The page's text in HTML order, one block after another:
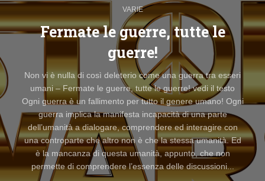
VARIE
Fermate le guerre, tutte le
guerre!
Non vi è nulla di così deleterio come una guerra tra esseri
umani – Fermate le guerre, tutte le guerre! vedi il testo
Ogni guerra è un fallimento per tutto il genere umano! Ogni
guerra implica la manifesta incapacità di una parte
dell’umanità a dialogare, comprendere ed interagire con
una controparte che altro non è che la stessa umanità. Ed
è la mancanza di questa umanità, appunto, che non
permette di comprendere l’essenza delle discussioni...